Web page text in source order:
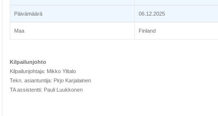
Päivämäärä 06.12.2025
Maa Finland
Kilpailunjohto
Kilpailunjohtaja: Mikko Ylitalo
Tekn. asiantuntija: Pirjo Karjalainen
TA assistentti: Pauli Luukkonen